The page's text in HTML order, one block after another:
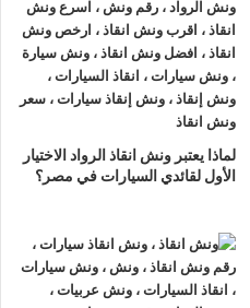
وأقرب ونش إنقاذفي شارع
ونش انقاذشارع الازهر منونش
33 عاما ومتخصصون في أنقاذ ورفع السيارات
سيارات إنقاذ منتشرة في
لإنقاذ و رفع السيارات المعطلة
:
إلىموقعك في شارع الازهر
لماذا يعتبر ونش انقاذ الرواد الاختيار
الأول لقائدي السيارات في مصر؟